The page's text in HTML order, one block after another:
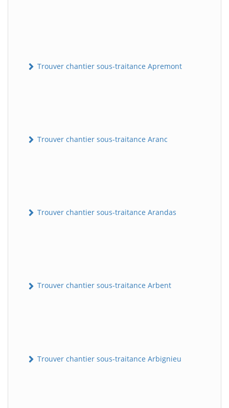
Trouver chantier sous-traitance Apremont
Trouver chantier sous-traitance Aranc
Trouver chantier sous-traitance Arandas
Trouver chantier sous-traitance Arbent
Trouver chantier sous-traitance Arbignieu